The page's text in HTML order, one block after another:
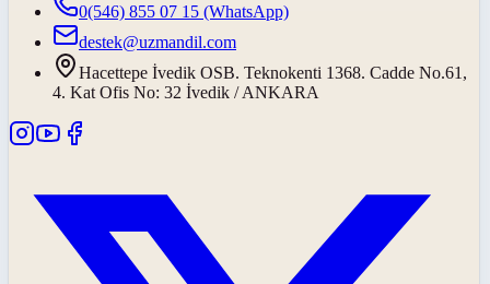
0(546) 855 07 15 (WhatsApp)
destek@uzmandil.com
Hacettepe İvedik OSB. Teknokenti 1368. Cadde No.61,
4. Kat Ofis No: 32 İvedik / ANKARA